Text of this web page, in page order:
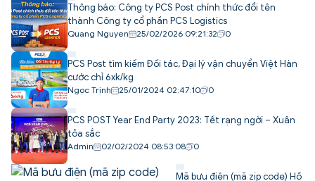
Thông báo: Công ty PCS Post chính thức đổi tên
thành Công ty cổ phần PCS Logistics
Quang Nguyen 25/02/2026 09:21:32 0
PCS Post tìm kiếm Đối tác, Đại lý vận chuyển Việt Hàn
cước chỉ 6xk/kg
Ngọc Trịnh 25/01/2024 02:47:10 0
PCS POST Year End Party 2023: Tết rạng ngời – Xuân
tỏa sắc
Admin 02/02/2024 08:53:08 0
Mã bưu điện (mã zip code) Hồ